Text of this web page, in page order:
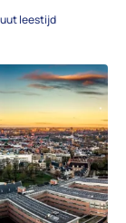
leestijd